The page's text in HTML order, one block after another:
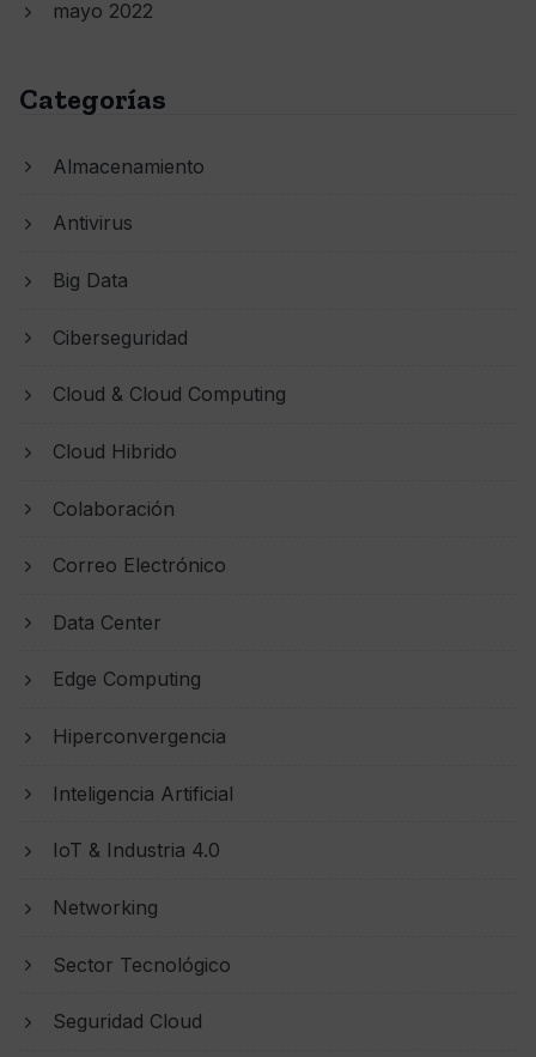
mayo 2022
Categorías
Almacenamiento
Antivirus
Big Data
Ciberseguridad
Cloud & Cloud Computing
Cloud Hibrido
Colaboración
Correo Electrónico
Data Center
Edge Computing
Hiperconvergencia
Inteligencia Artificial
IoT & Industria 4.0
Networking
Sector Tecnológico
Seguridad Cloud